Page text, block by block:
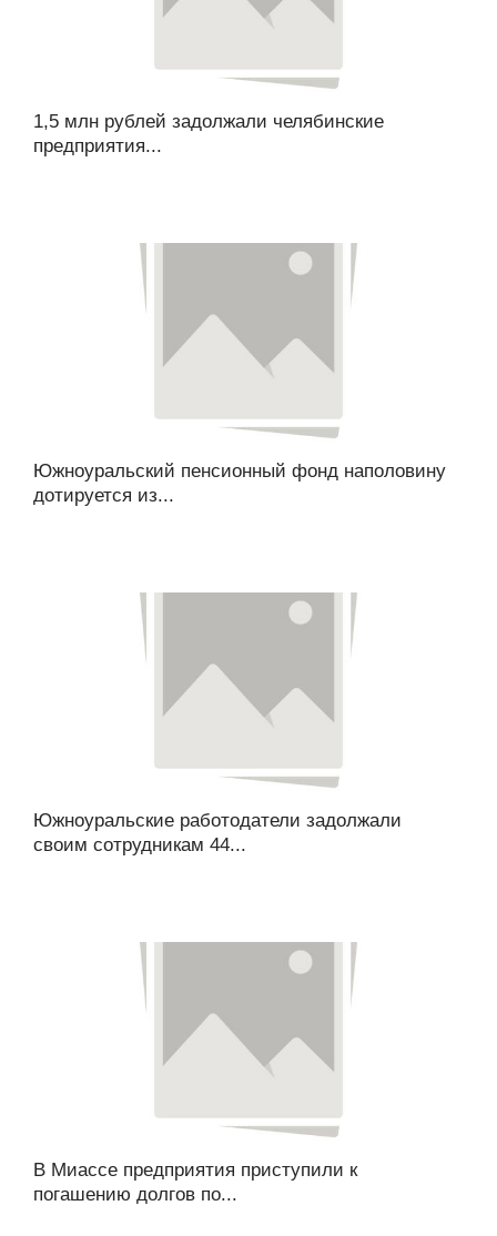
1,5 млн рублей задолжали челябинские
предприятия...
Южноуральский пенсионный фонд наполовину
дотируется из...
Южноуральские работодатели задолжали
своим сотрудникам 44...
В Миассе предприятия приступили к
погашению долгов по...